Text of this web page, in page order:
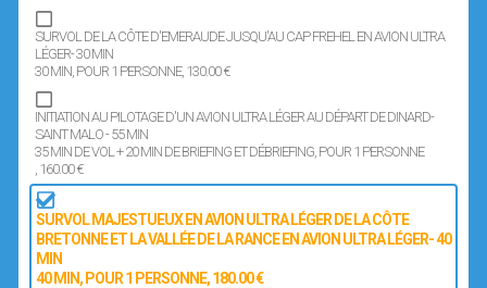
SURVOL DE LA CÔTE D'EMERAUDE JUSQU'AU CAP FREHEL EN AVION ULTRA
LÉGER- 30 MIN
30 MIN, POUR 1 PERSONNE, 130.00 €
INITIATION AU PILOTAGE D'UN AVION ULTRA LÉGER AU DÉPART DE DINARD-
SAINT MALO - 55 MIN
35 MIN DE VOL + 20 MIN DE BRIEFING ET DÉBRIEFING, POUR 1 PERSONNE
, 160.00 €
SURVOL MAJESTUEUX EN AVION ULTRA LÉGER DE LA CÔTE
BRETONNE ET LA VALLÉE DE LA RANCE EN AVION ULTRA LÉGER- 40
MIN
40 MIN, POUR 1 PERSONNE, 180.00 €